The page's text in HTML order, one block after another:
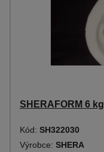
SHERAFORM 6 kg
Kód: SH322030
Výrobce: SHERA